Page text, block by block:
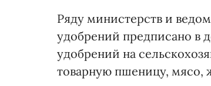
Ряду министерств и
удобрений предписано в
удобрений на
товарную пшеницу, мясо,